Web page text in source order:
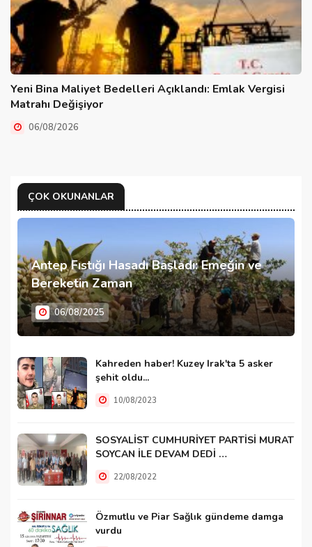
Yeni Bina Maliyet Bedelleri Açıklandı: Emlak Vergisi
Matrahı Değişiyor
06/08/2026
ÇOK OKUNANLAR
Antep Fıstığı Hasadı Başladı: Emeğin ve
Bereketin Zaman
06/08/2025
Kahreden haber! Kuzey Irak'ta 5 asker
şehit oldu...
10/08/2023
SOSYALİST CUMHURİYET PARTİSİ MURAT
SOYCAN İLE DEVAM DEDİ …
22/08/2022
Özmutlu ve Piar Sağlık gündeme damga
vurdu